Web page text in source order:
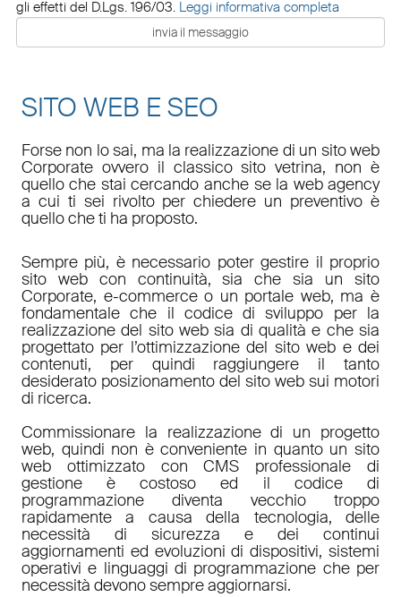
gli effetti del D.Lgs. 196/03. Leggi informativa completa
SITO WEB E SEO
Forse non lo sai, ma la realizzazione di un sito web
Corporate ovvero il classico sito vetrina, non è
quello che stai cercando anche se la web agency
a cui ti sei rivolto per chiedere un preventivo è
quello che ti ha proposto.
Sempre più, è necessario poter gestire il proprio
sito web con continuità, sia che sia un sito
Corporate, e-commerce o un portale web, ma è
fondamentale che il codice di sviluppo per la
realizzazione del sito web sia di qualità e che sia
progettato per l’ottimizzazione del sito web e dei
contenuti, per quindi raggiungere il tanto
desiderato posizionamento del sito web sui motori
di ricerca.
Commissionare la realizzazione di un progetto
web, quindi non è conveniente in quanto un sito
web ottimizzato con CMS professionale di
gestione è costoso ed il codice di
programmazione diventa vecchio troppo
rapidamente a causa della tecnologia, delle
necessità di sicurezza e dei continui
aggiornamenti ed evoluzioni di dispositivi, sistemi
operativi e linguaggi di programmazione che per
necessità devono sempre aggiornarsi.